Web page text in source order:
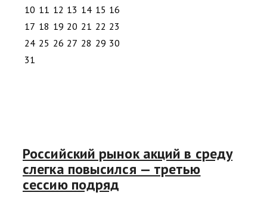
10 11 12 13 14 15 16
17 18 19 20 21 22 23
24 25 26 27 28 29 30
31
Российский рынок акций в среду
слегка повысился — третью
сессию подряд